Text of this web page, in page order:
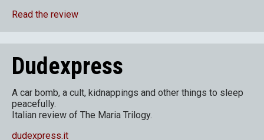
Read the review
Dudexpress
A car bomb, a cult, kidnappings and other things to sleep
peacefully.
Italian review of The Maria Trilogy.
dudexpress.it